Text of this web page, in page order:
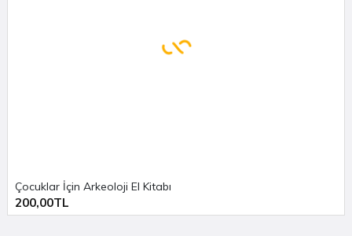
Çocuklar İçin Arkeoloji El Kitabı
200,00TL